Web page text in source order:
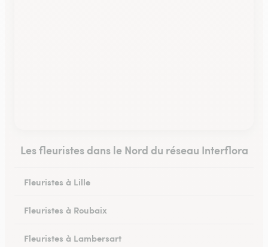
Les fleuristes dans le Nord du réseau Interflora
Fleuristes à Lille
Fleuristes à Roubaix
Fleuristes à Lambersart